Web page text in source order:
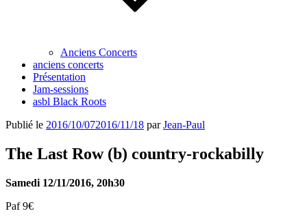
Anciens Concerts
anciens concerts
Présentation
Jam-sessions
asbl Black Roots
Publié le 2016/10/072016/11/18 parJean-Paul
The Last Row (b) country-rockabilly
Samedi 12/11/2016, 20h30
Paf 9€